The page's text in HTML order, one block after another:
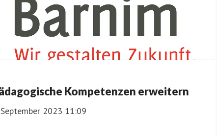
Kompetenzen erweitern
2023 11:09